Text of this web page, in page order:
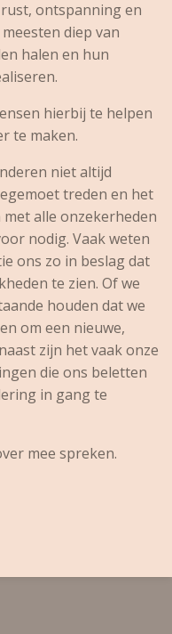
ontspanning en
diep van
halen en hun
hierbij te helpen
te maken.
niet altijd
treden en het
alle onzekerheden
nodig. Vaak weten
ons zo in beslag dat
te zien. Of we
houden dat we
om een nieuwe,
zijn het vaak onze
die ons beletten
in gang te
mee spreken.